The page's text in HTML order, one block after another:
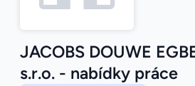
JACOBS DOUWE
s.r.o. - nabídky práce